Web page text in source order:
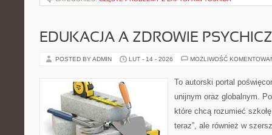
EDUKACJA A ZDROWIE
POSTED BY ADMIN LUT - 14 - 2026 MOŻLIWOŚĆ
To autorski portal
unijnym oraz globalnym.
które chcą rozumieć
teraz”, ale również w